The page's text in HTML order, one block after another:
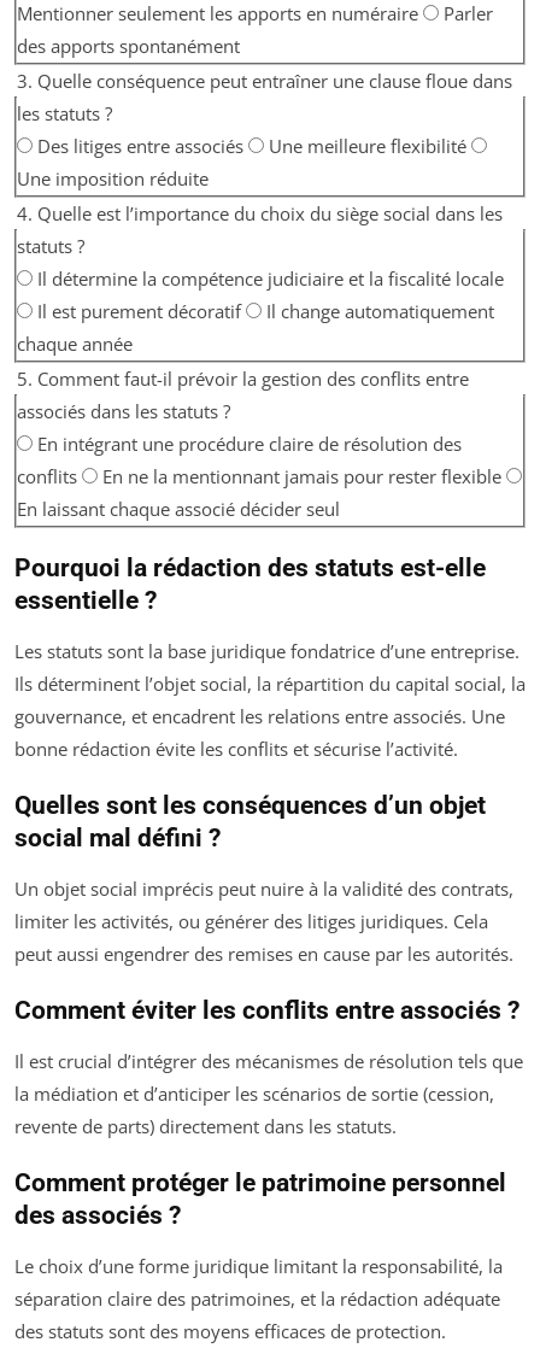
Mentionner seulement les apports en numéraire
Parler
des apports spontanément
3. Quelle conséquence peut entraîner une clause floue dans
les statuts ?
Des litiges entre associés
Une meilleure flexibilité
Une imposition réduite
4. Quelle est l’importance du choix du siège social dans les
statuts ?
Il détermine la compétence judiciaire et la fiscalité locale
Il est purement décoratif
Il change automatiquement
chaque année
5. Comment faut-il prévoir la gestion des conflits entre
associés dans les statuts ?
En intégrant une procédure claire de résolution des
conflits
En ne la mentionnant jamais pour rester flexible
En laissant chaque associé décider seul
Pourquoi la rédaction des statuts est-elle
essentielle ?
Les statuts sont la base juridique fondatrice d’une entreprise.
Ils déterminent l’objet social, la répartition du capital social, la
gouvernance, et encadrent les relations entre associés. Une
bonne rédaction évite les conflits et sécurise l’activité.
Quelles sont les conséquences d’un objet
social mal défini ?
Un objet social imprécis peut nuire à la validité des contrats,
limiter les activités, ou générer des litiges juridiques. Cela
peut aussi engendrer des remises en cause par les autorités.
Comment éviter les conflits entre associés ?
Il est crucial d’intégrer des mécanismes de résolution tels que
la médiation et d’anticiper les scénarios de sortie (cession,
revente de parts) directement dans les statuts.
Comment protéger le patrimoine personnel
des associés ?
Le choix d’une forme juridique limitant la responsabilité, la
séparation claire des patrimoines, et la rédaction adéquate
des statuts sont des moyens efficaces de protection.